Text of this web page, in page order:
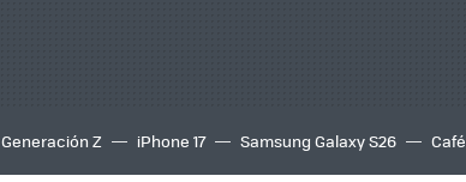
Generación Z iPhone 17 Samsung Galaxy S26 Café